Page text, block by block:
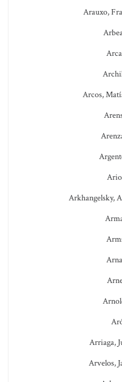
Arauxo,
Arcos,
Arkhangelsky,
Arriaga,
Arvelos,